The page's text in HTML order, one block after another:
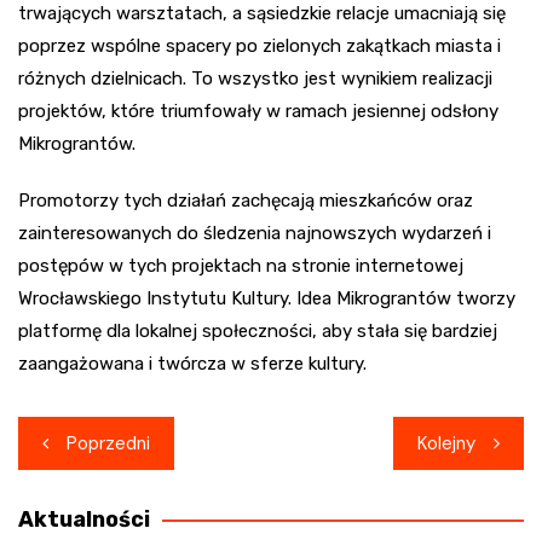
trwających warsztatach, a sąsiedzkie relacje umacniają się
poprzez wspólne spacery po zielonych zakątkach miasta i
różnych dzielnicach. To wszystko jest wynikiem realizacji
projektów, które triumfowały w ramach jesiennej odsłony
Mikrograntów.
Promotorzy tych działań zachęcają mieszkańców oraz
zainteresowanych do śledzenia najnowszych wydarzeń i
postępów w tych projektach na stronie internetowej
Wrocławskiego Instytutu Kultury. Idea Mikrograntów tworzy
platformę dla lokalnej społeczności, aby stała się bardziej
zaangażowana i twórcza w sferze kultury.
Nawigacja
wpisu
Poprzedni Kolejny
Aktualności